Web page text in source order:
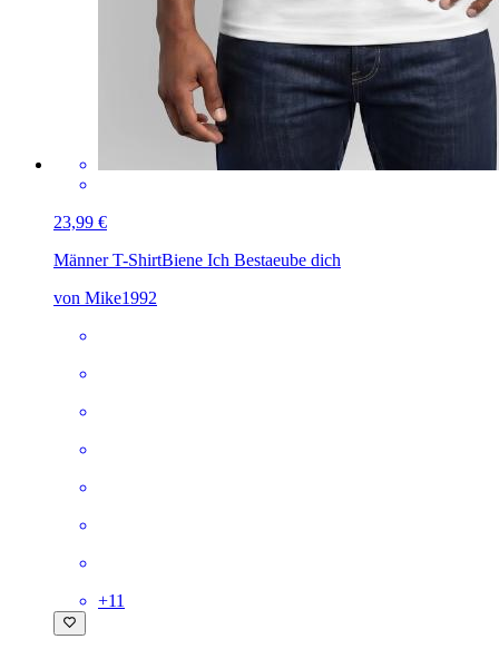
23,99 €
Männer T-ShirtBiene Ich Bestaeube dich
von Mike1992
+11